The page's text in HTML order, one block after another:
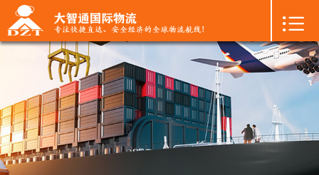
首页
国际空运 +
国际海运 +
国际陆运 +
进口物流
